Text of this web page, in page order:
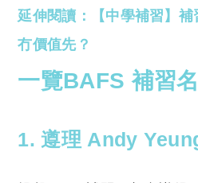
延伸閱讀：【中學補習】
冇價值先？
一覽BAFS 補習
1. 遵理 Andy